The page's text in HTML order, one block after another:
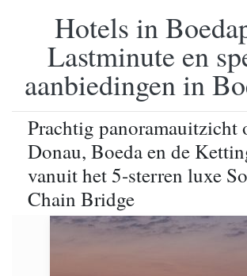
Hotels in
Lastminute en
aanbiedingen in
Prachtig panoramauitzicht
Donau, Boeda en de
vanuit het 5-sterren luxe
Chain Bridge